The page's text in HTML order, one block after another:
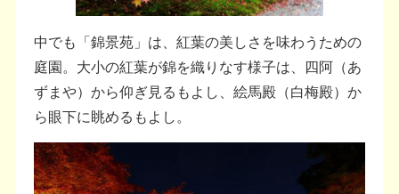
中でも「錦景苑」は、紅葉の美しさを味わうための
庭園。大小の紅葉が錦を織りなす様子は、四阿（あ
ずまや）から仰ぎ見るもよし、絵馬殿（白梅殿）か
ら眼下に眺めるもよし。